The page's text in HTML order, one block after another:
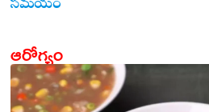
సమయం
ఆరోగ్యం